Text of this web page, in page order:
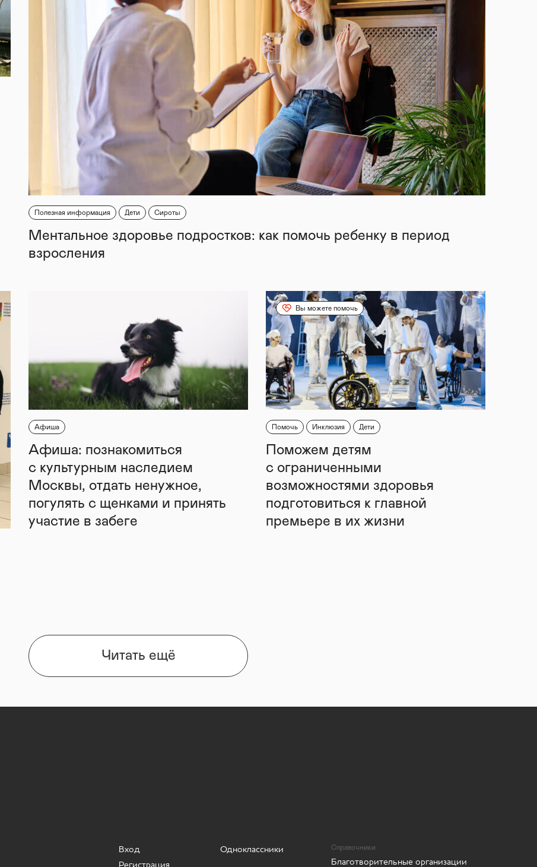
Полезная информация Дети Сироты
Ментальное здоровье подростков: как помочь ребенку в период
взросления
Афиша
Афиша: познакомиться
с культурным наследием
Москвы, отдать ненужное,
погулять с щенками и принять
участие в забеге
Вы можете помочь
Помочь Инклюзия Дети
Поможем детям
с ограниченными
возможностями здоровья
подготовиться к главной
премьере в их жизни
Читать ещё
Вход
Регистрация
Одноклассники Справочники
Благотворительные организации